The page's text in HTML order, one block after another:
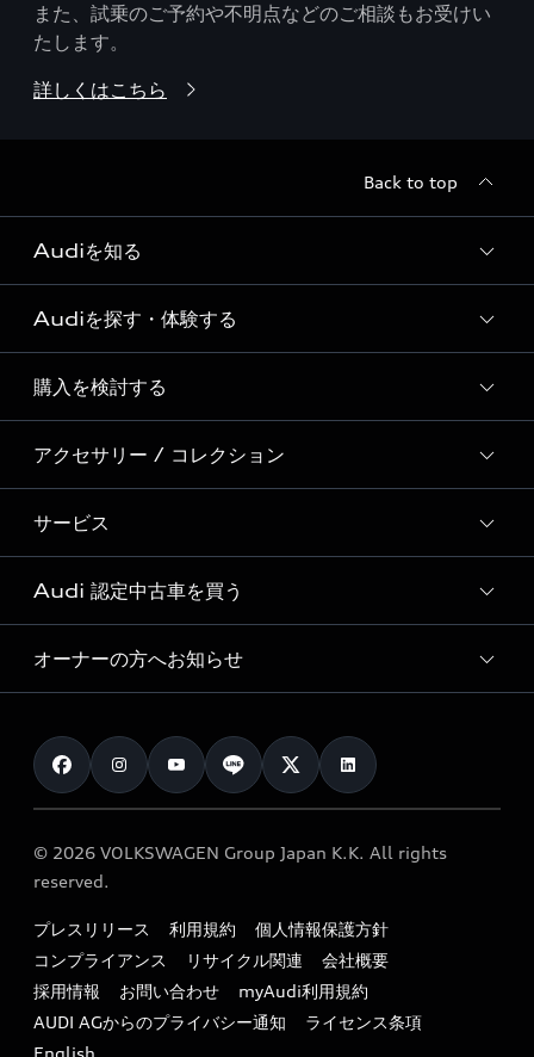
また、試乗のご予約や不明点などのご相談もお受けい
たします。
詳しくはこちら
Back to top
Audiを知る
Audi ブランド
Story of Progress
Audi Sport
Formula 1®
デジタルサービス
Audiを探す・体験する
ディーラー検索
新車在庫検索
試乗車・展示車検索
見積り依頼
試乗予約
購入を検討する
モデル一覧
特別仕様モデル / 限定モデル
e-tronラインアップ
価格シミュレーション
車両比較
カタログ一覧
アクセサリー / コレクション
純正アクセサリー
オンラインショップ
Audi collection
アウディナビアプリ
サービス
サービス入庫予約
サービスプログラム
メンテナンス
車検 / 定期点検
e-tronアフターサポート
myAudi
Audi 認定中古車を買う
Audi認定中古車
クオリティ
保証
メンテナンス
ファイナンス
キャンペーン / イベント
買取査定
オーナーの方へお知らせ
お知らせ
オーナー様向けキャンペーン
特定整備適用車一覧
リサイクル法
よくある質問（FAQ）
© 2026 VOLKSWAGEN Group Japan K.K. All rights
reserved.
プレスリリース 利用規約
個人情報保護方針
コンプライアンス
リサイクル関連
会社概要
採用情報
お問い合わせ
myAudi利用規約
AUDI AGからのプライバシー通知
ライセンス条項
English